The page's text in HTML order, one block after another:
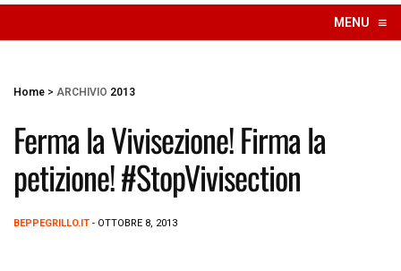
MENU ≡
☰
Home > ARCHIVIO 2013
Ferma la Vivisezione! Firma la
petizione! #StopVivisection
BEPPEGRILLO.IT - OTTOBRE 8, 2013